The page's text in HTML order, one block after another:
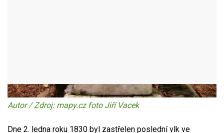
Autor / Zdroj: mapy.cz foto Jiří Vacek
Dne 2. ledna roku 1830 byl zastřelen poslední vlk ve